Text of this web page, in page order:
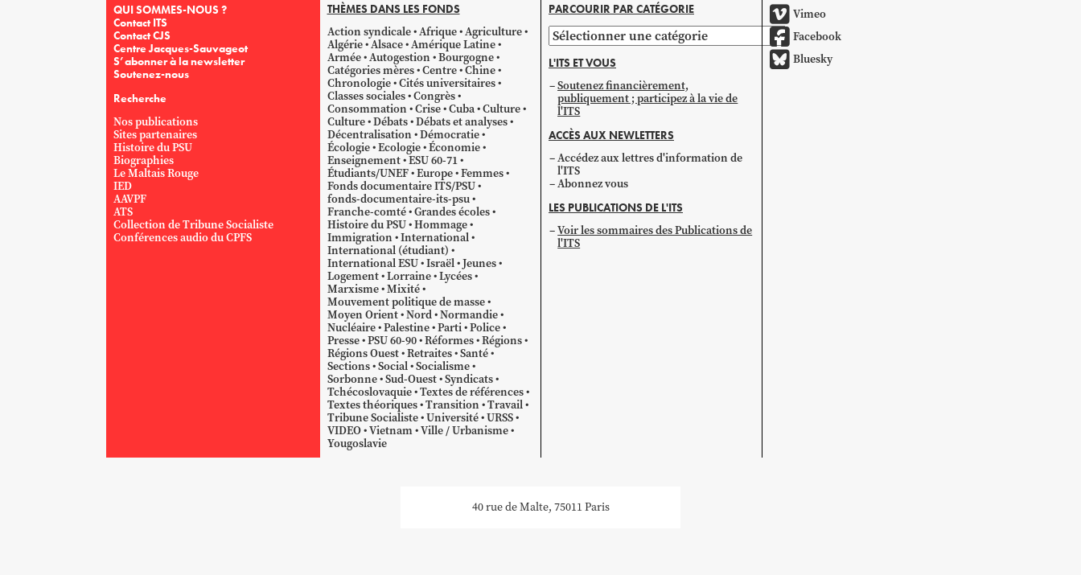
QUI SOMMES-NOUS ?
Contact ITS
Contact CJS
Centre Jacques-Sauvageot
S’abonner à la newsletter
Soutenez-nous
Recherche
Nos publications
Sites partenaires
Histoire du PSU
Biographies
Le Maltais Rouge
IED
AAVPF
ATS
Collection de Tribune Socialiste
Conférences audio du CPFS
THÈMES DANS LES FONDS
Action syndicale Afrique Agriculture
Algérie Alsace Amérique Latine
Armée Autogestion Bourgogne
Catégories mères Centre Chine
Chronologie Cités universitaires
Classes sociales Congrès
Consommation Crise Cuba Culture
Culture Débats Débats et analyses
Décentralisation Démocratie
Écologie Ecologie Économie
Enseignement ESU 60-71
Étudiants/UNEF Europe Femmes
Fonds documentaire ITS/PSU
fonds-documentaire-its-psu
Franche-comté Grandes écoles
Histoire du PSU Hommage
Immigration International
International (étudiant)
International ESU Israël Jeunes
Logement Lorraine Lycées
Marxisme Mixité
Mouvement politique de masse
Moyen Orient Nord Normandie
Nucléaire Palestine Parti Police
Presse PSU 60-90 Réformes Régions
Régions Ouest Retraites Santé
Sections Social Socialisme
Sorbonne Sud-Ouest Syndicats
Tchécoslovaquie Textes de références
Textes théoriques Transition Travail
Tribune Socialiste Université URSS
VIDEO Vietnam Ville / Urbanisme
Yougoslavie
PARCOURIR PAR CATÉGORIE
Parcourir
par
catégorie
L'ITS ET VOUS
Soutenez financièrement,
publiquement ; participez à la vie de
l'ITS
ACCÈS AUX NEWLETTERS
Accédez aux lettres d'information de
l'ITS
Abonnez vous
LES PUBLICATIONS DE L'ITS
Voir les sommaires des Publications de
l'ITS
Vimeo
Facebook
Bluesky
40 rue de Malte, 75011 Paris